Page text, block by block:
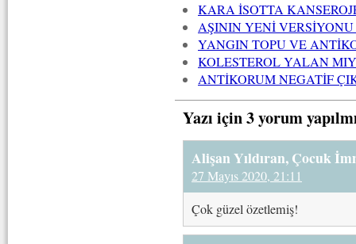
KARA İSOTTA
AŞININ YENİ
YANGIN TOPU VE
KOLESTEROL YALAN
ANTİKORUM NEGATİF
Yazı için 3 yorum
Alişan Yıldıran, Çocuk
27 Mayıs 2020, 21:11
Çok güzel özetlemiş!